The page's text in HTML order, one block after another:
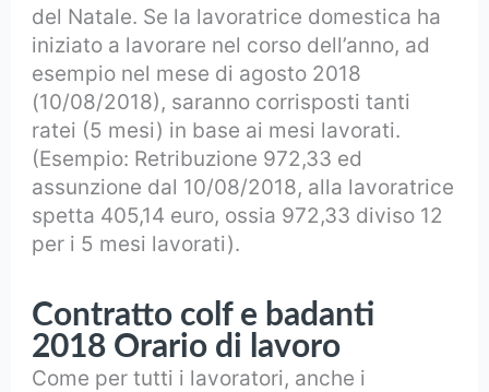
del Natale. Se la lavoratrice domestica ha
iniziato a lavorare nel corso dell’anno, ad
esempio nel mese di agosto 2018
(10/08/2018), saranno corrisposti tanti
ratei (5 mesi) in base ai mesi lavorati.
(Esempio: Retribuzione 972,33 ed
assunzione dal 10/08/2018, alla lavoratrice
spetta 405,14 euro, ossia 972,33 diviso 12
per i 5 mesi lavorati).
Contratto colf e badanti
2018 Orario di lavoro
Come per tutti i lavoratori, anche i